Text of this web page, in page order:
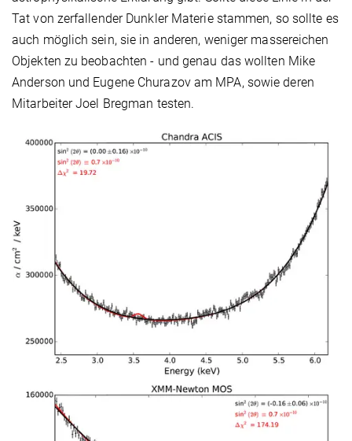
Tat von zerfallender Dunkler Materie stammen, so sollte es
auch möglich sein, sie in anderen, weniger massereichen
Objekten zu beobachten - und genau das wollten Mike
Anderson und Eugene Churazov am MPA, sowie deren
Mitarbeiter Joel Bregman testen.